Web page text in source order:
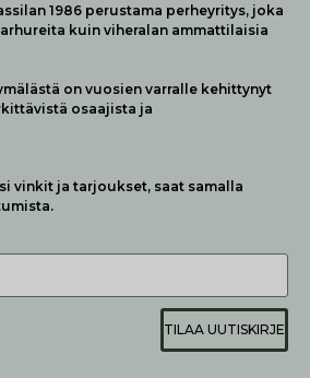
1986 perustama perheyritys, joka
kuin viheralan ammattilaisia
on vuosien varralle kehittynyt
osaajista ja
vinkit ja tarjoukset, saat samalla
TILAA UUTISKIRJE